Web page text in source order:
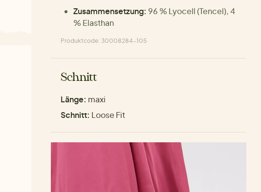
Zusammensetzung: 96 % Lyocell (Tencel), 4
% Elasthan
Produktcode: 30008284-105
Schnitt
Länge: maxi
Schnitt: Loose Fit